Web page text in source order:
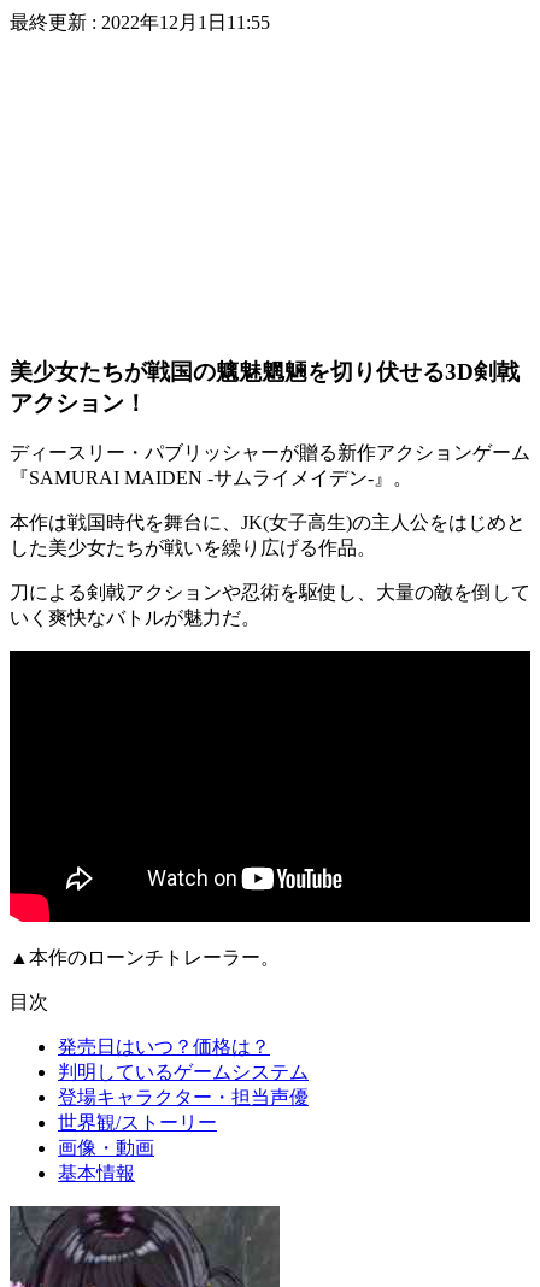
最終更新 : 2022年12月1日11:55
美少女たちが戦国の魑魅魍魎を切り伏せる3D剣戟
アクション！
ディースリー・パブリッシャーが贈る新作アクションゲーム
『SAMURAI MAIDEN -サムライメイデン- 』。
本作は戦国時代を舞台に、 JK(女子高生)の主人公をはじめと
した美少女たちが戦いを繰り広げる作品。
刀による剣戟アクションや忍術を駆使し、大量の敵を倒して
いく爽快なバトルが魅力だ。
▲本作のローンチトレーラー。
目次
発売日はいつ？価格は？
判明しているゲームシステム
登場キャラクター・担当声優
世界観/ストーリー
画像・動画
基本情報